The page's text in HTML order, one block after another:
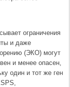
ограничения
и даже
(ЭКО) могут
и менее опасен,
один и тот же ген